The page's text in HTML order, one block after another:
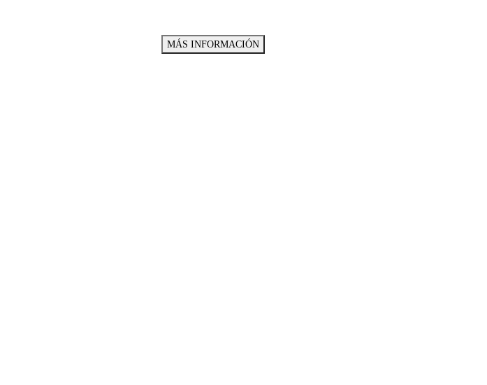
MÁS INFORMACIÓN